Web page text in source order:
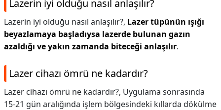
Lazerin iyi olduğu nasıl anlaşılır?
Lazerin iyi olduğu nasıl anlaşılır?, Lazer tüpünün ışığı
beyazlamaya başladıysa lazerde bulunan gazın
azaldığı ve yakın zamanda biteceği anlaşılır.
Lazer cihazı ömrü ne kadardır?
Lazer cihazı ömrü ne kadardır?, Uygulama sonrasında
15-21 gün aralığında işlem bölgesindeki kıllarda dökülme